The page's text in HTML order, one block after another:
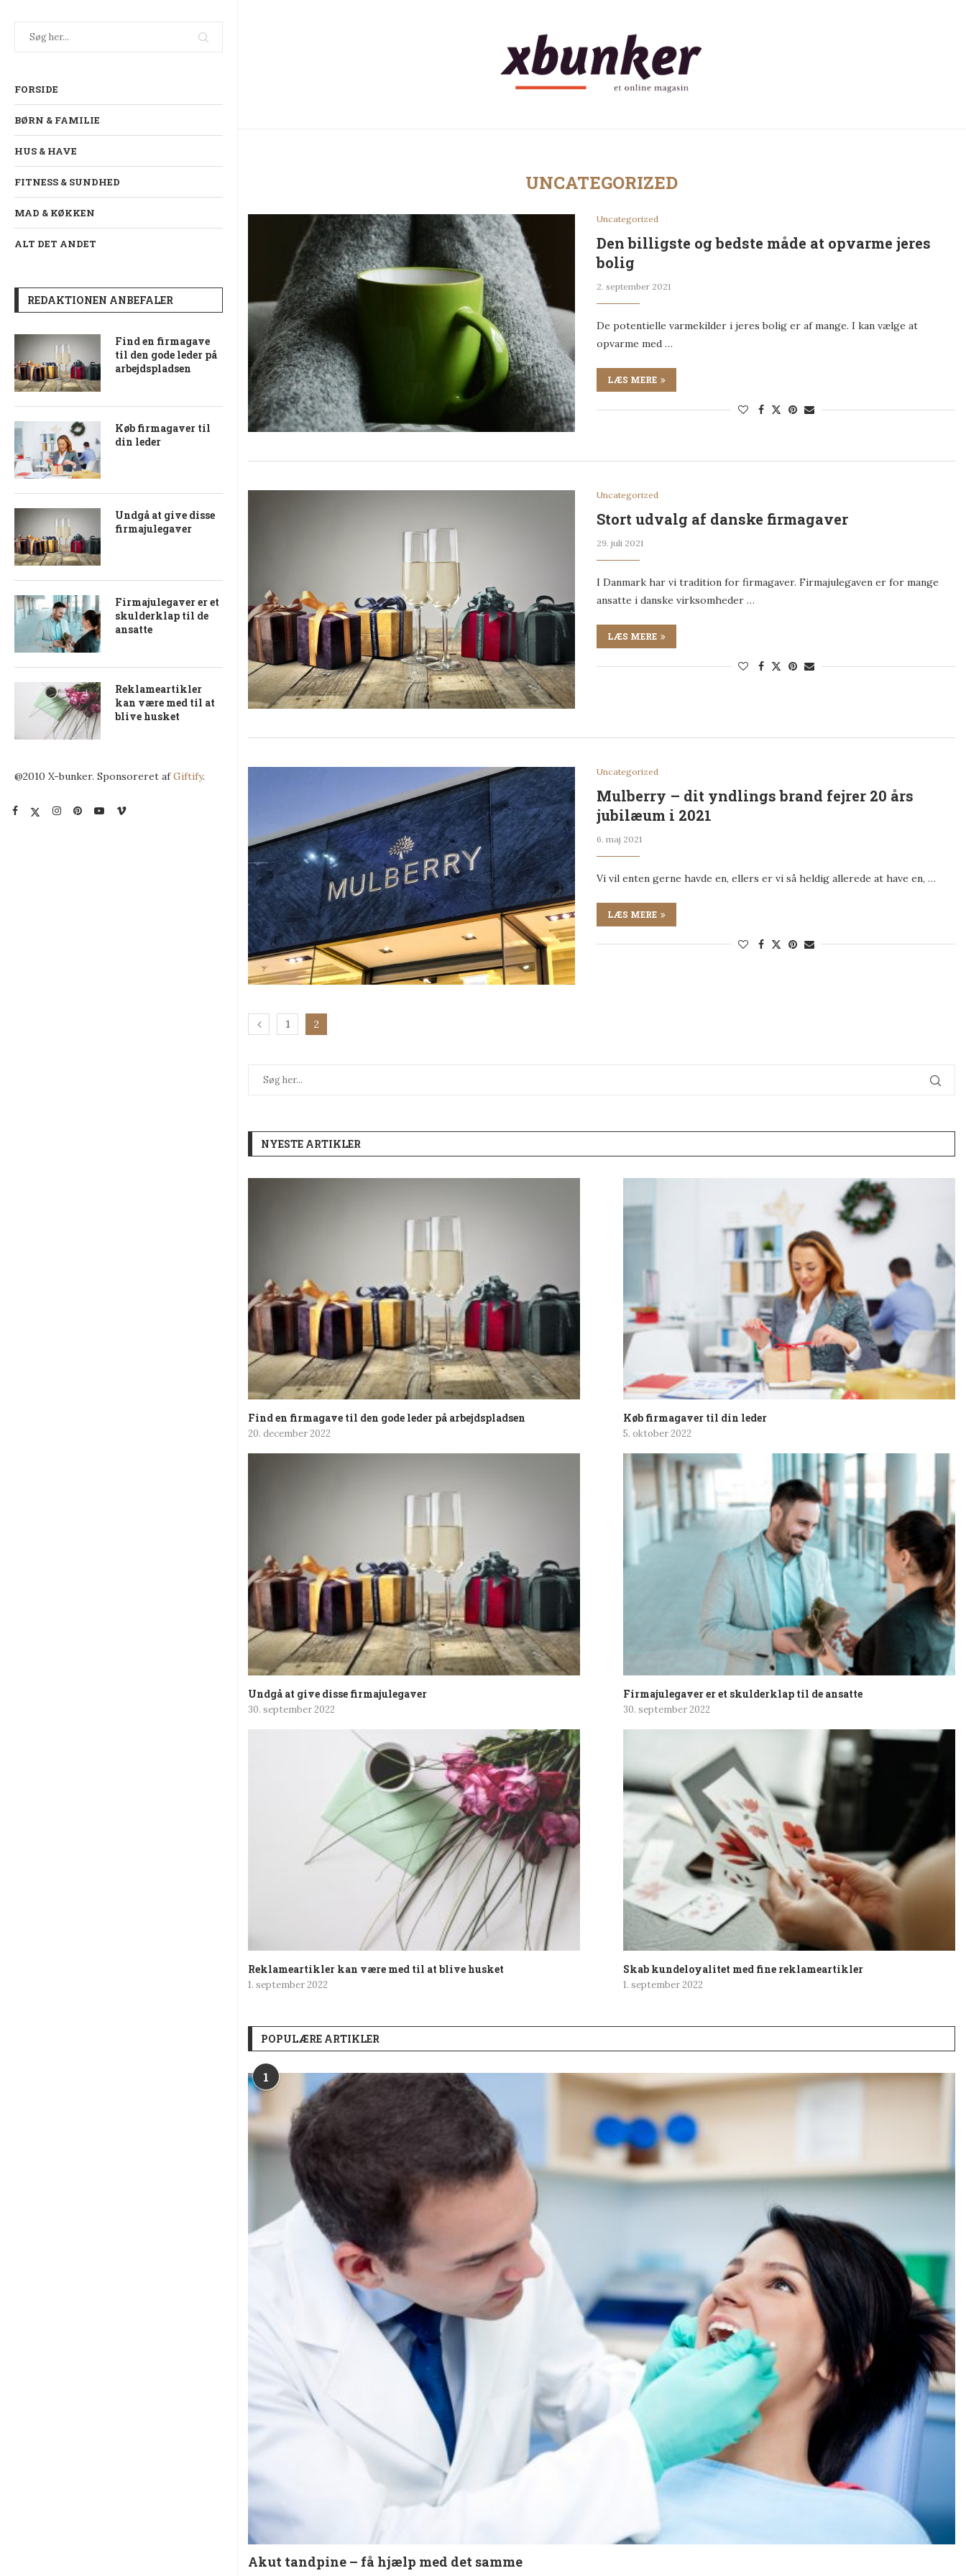
FORSIDE
BØRN & FAMILIE
HUS & HAVE
FITNESS & SUNDHED
MAD & KØKKEN
ALT DET ANDET
REDAKTIONEN ANBEFALER
Find en firmagave
til den gode leder på
arbejdspladsen
Køb firmagaver til
din leder
Undgå at give disse
firmajulegaver
Firmajulegaver er et
skulderklap til de
ansatte
Reklameartikler
kan være med til at
blive husket
@2010 X-bunker. Sponsoreret afGiftify.
UNCATEGORIZED
Uncategorized
Den billigste og bedste måde at opvarme jeres
bolig
2. september 2021
De potentielle varmekilder i jeres bolig er af mange. I kan vælge at
opvarme med …
LÆS MERE
Uncategorized
Stort udvalg af danske firmagaver
29. juli 2021
I Danmark har vi tradition for firmagaver. Firmajulegaven er for mange
ansatte i danske virksomheder …
LÆS MERE
Uncategorized
Mulberry – dit yndlings brand fejrer 20 års
jubilæum i 2021
6. maj 2021
Vi vil enten gerne havde en, ellers er vi så heldig allerede at have en, …
LÆS MERE
1 2
NYESTE ARTIKLER
Find en firmagave til den gode leder på arbejdspladsen
20. december 2022
Køb firmagaver til din leder
5. oktober 2022
Undgå at give disse firmajulegaver
30. september 2022
Firmajulegaver er et skulderklap til de ansatte
30. september 2022
Reklameartikler kan være med til at blive husket
1. september 2022
Skab kundeloyalitet med fine reklameartikler
1. september 2022
POPULÆRE ARTIKLER
1
Akut tandpine – få hjælp med det samme